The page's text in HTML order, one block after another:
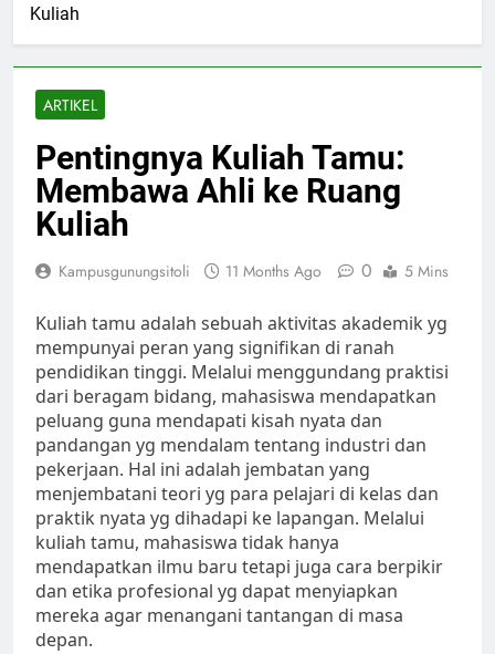
Kuliah
ARTIKEL
Pentingnya Kuliah Tamu:
Membawa Ahli ke Ruang
Kuliah
Kampusgunungsitoli 11 Months Ago 0 5 Mins
Kuliah tamu adalah sebuah aktivitas akademik yg
mempunyai peran yang signifikan di ranah
pendidikan tinggi. Melalui menggundang praktisi
dari beragam bidang, mahasiswa mendapatkan
peluang guna mendapati kisah nyata dan
pandangan yg mendalam tentang industri dan
pekerjaan. Hal ini adalah jembatan yang
menjembatani teori yg para pelajari di kelas dan
praktik nyata yg dihadapi ke lapangan. Melalui
kuliah tamu, mahasiswa tidak hanya
mendapatkan ilmu baru tetapi juga cara berpikir
dan etika profesional yg dapat menyiapkan
mereka agar menangani tantangan di masa
depan.